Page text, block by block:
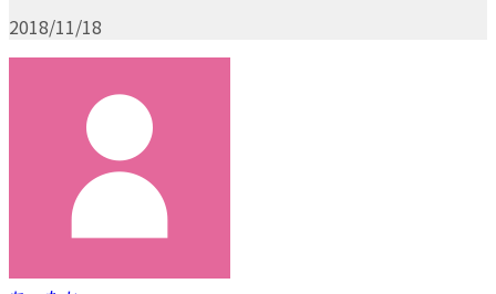
2018/11/18